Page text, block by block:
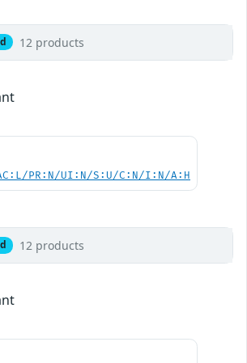
12 products
PR:N/UI:N/S:U/C:N/I:N/A:H
12 products